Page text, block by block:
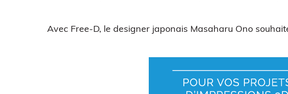
Avec Free-D, le designer japonais Masaharu Ono